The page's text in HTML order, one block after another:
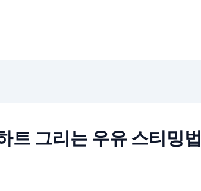
트 그리는 우유 스티밍법